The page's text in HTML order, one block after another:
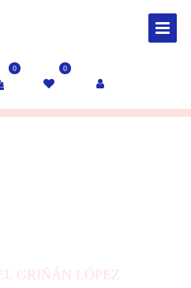
0 0
GRIÑÁN LÓPEZ